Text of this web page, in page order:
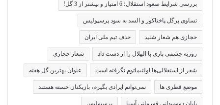
بررسی شرایط صعود استقلال؛ 6 امتیاز و بیشتر از 3 گل!
تساوی پرگل پاختاکور و السد به سود پرسپولیس
حجازی هم شعار شنید حذف تیم ملی ایران
روزبه چشمی بازی با الهلال را از دست داد شعار حجازی
شفر از استقلالی‌ها اولتیماتوم نگرفته است عنوان بهترین گل هفته
موضع قطری ها نمی‌توانم ایرادی بگیرم، بازیکنان خسته هستند
پایان دوومیدانی قهرمانی آسیا پرسپولیس